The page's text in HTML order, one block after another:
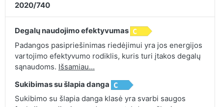
2020/740
Degalų naudojimo efektyvumas
Padangos pasipriešinimas riedėjimui yra jos energijos
vartojimo efektyvumo rodiklis, kuris turi įtakos degalų
sąnaudoms. Išsamiau...
Sukibimas su šlapia danga
Sukibimo su šlapia danga klasė yra svarbi saugos